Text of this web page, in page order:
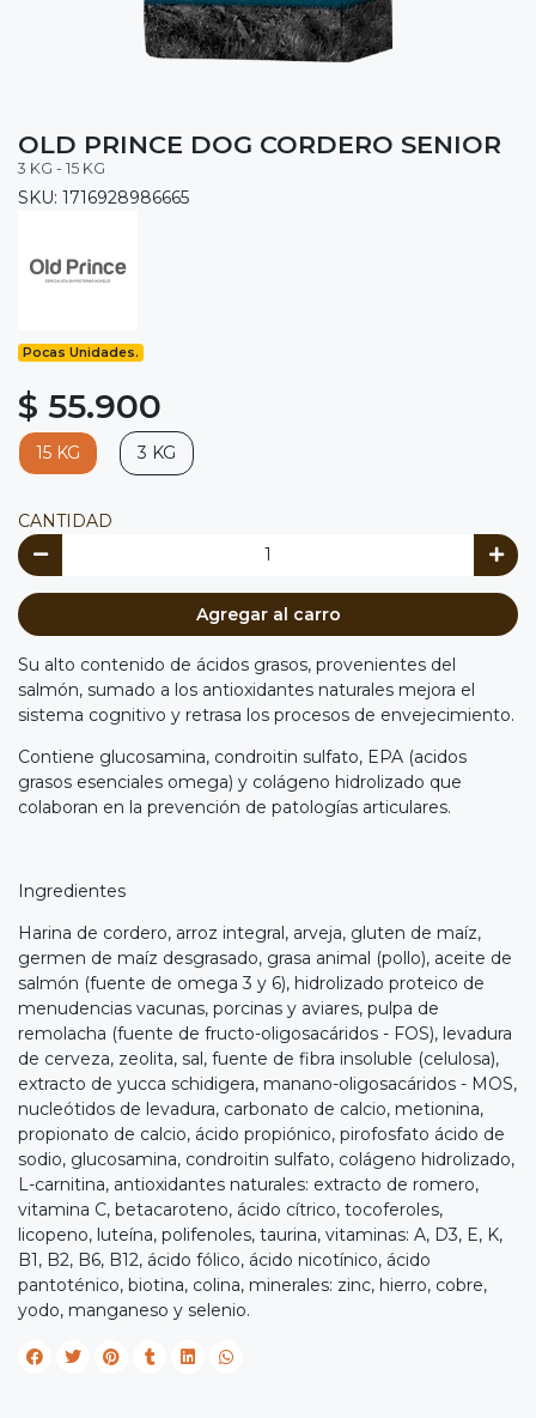
OLD PRINCE DOG CORDERO SENIOR
3 KG - 15 KG
SKU: 1716928986665
Pocas Unidades.
$ 55.900
15 KG 3 KG
CANTIDAD
Agregar al carro
Su alto contenido de ácidos grasos, provenientes del
salmón, sumado a los antioxidantes naturales mejora el
sistema cognitivo y retrasa los procesos de envejecimiento.
Contiene glucosamina, condroitin sulfato, EPA (acidos
grasos esenciales omega) y colágeno hidrolizado que
colaboran en la prevención de patologías articulares.
Ingredientes
Harina de cordero, arroz integral, arveja, gluten de maíz,
germen de maíz desgrasado, grasa animal (pollo), aceite de
salmón (fuente de omega 3 y 6), hidrolizado proteico de
menudencias vacunas, porcinas y aviares, pulpa de
remolacha (fuente de fructo-oligosacáridos - FOS), levadura
de cerveza, zeolita, sal, fuente de fibra insoluble (celulosa),
extracto de yucca schidigera, manano-oligosacáridos - MOS,
nucleótidos de levadura, carbonato de calcio, metionina,
propionato de calcio, ácido propiónico, pirofosfato ácido de
sodio, glucosamina, condroitin sulfato, colágeno hidrolizado,
L-carnitina, antioxidantes naturales: extracto de romero,
vitamina C, betacaroteno, ácido cítrico, tocoferoles,
licopeno, luteína, polifenoles, taurina, vitaminas: A, D3, E, K,
B1, B2, B6, B12, ácido fólico, ácido nicotínico, ácido
pantoténico, biotina, colina, minerales: zinc, hierro, cobre,
yodo, manganeso y selenio.